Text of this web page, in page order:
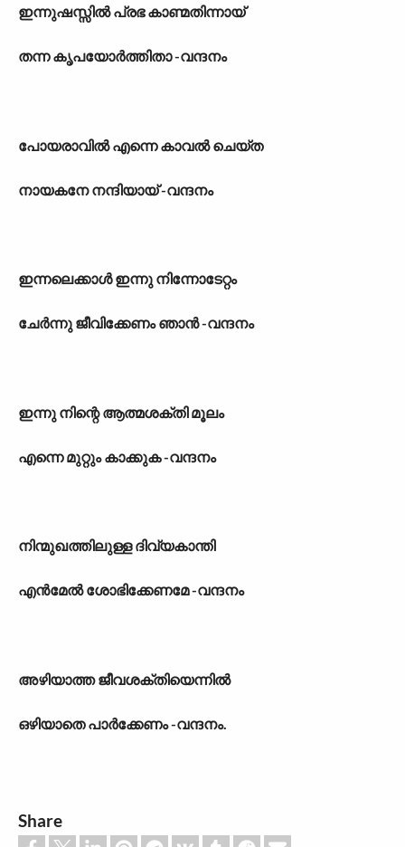
ഇന്നുഷസ്സിൽ പ്രഭ കാണ്മതിന്നായ്
തന്ന കൃപയോർത്തിതാ -വന്ദനം
പോയരാവിൽ എന്നെ കാവൽ ചെയ്ത
നായകനേ നന്ദിയായ്‌ -വന്ദനം
ഇന്നലെക്കാൾ ഇന്നു നിന്നോടേറ്റം
ചേർന്നു ജീവിക്കേണം ഞാൻ -വന്ദനം
ഇന്നു നിന്റെ ആത്മശക്തി മൂലം
എന്നെ മുറ്റും കാക്കുക -വന്ദനം
നിന്മുഖത്തിലുള്ള ദിവ്യകാന്തി
എൻമേൽ ശോഭിക്കേണമേ -വന്ദനം
അഴിയാത്ത ജീവശക്തിയെന്നിൽ
ഒഴിയാതെ പാർക്കേണം -വന്ദനം.
Share